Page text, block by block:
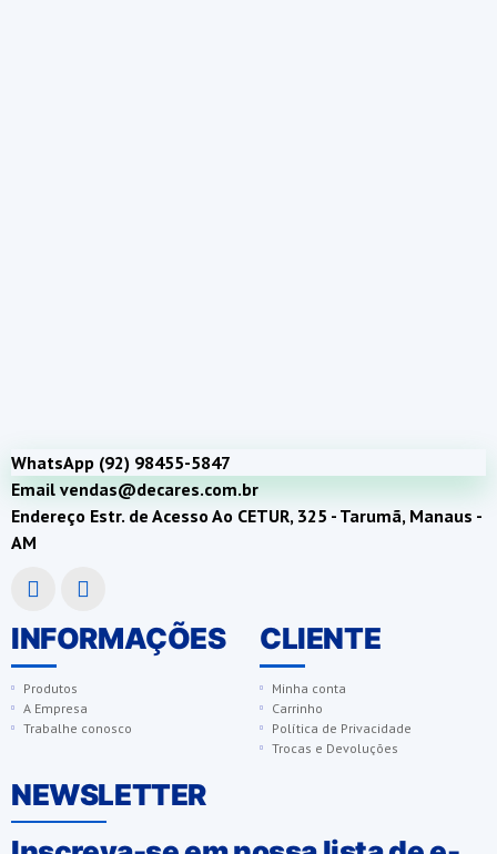
WhatsApp (92) 98455-5847
Email vendas@decares.com.br
Endereço Estr. de Acesso Ao CETUR, 325 - Tarumã, Manaus -
AM
INFORMAÇÕES
Produtos
A Empresa
Trabalhe conosco
CLIENTE
Minha conta
Carrinho
Política de Privacidade
Trocas e Devoluções
NEWSLETTER